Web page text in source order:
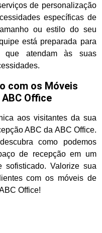
de personalização
específicas de
ou estilo do seu
está preparada para
que atendam às suas
com os Móveis
Office
aos visitantes da sua
ABC da ABC Office.
como podemos
de recepção em um
sofisticado. Valorize sua
com os móveis de
Office!